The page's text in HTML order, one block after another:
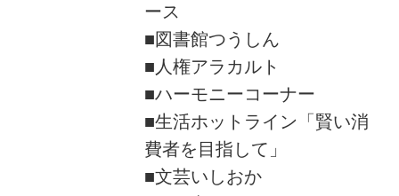
ース
■図書館つうしん
■人権アラカルト
■ハーモニーコーナー
■生活ホットライン「賢い消
費者を目指して」
■文芸いしおか